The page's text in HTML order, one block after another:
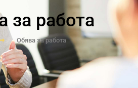
за работа
Обява за работа